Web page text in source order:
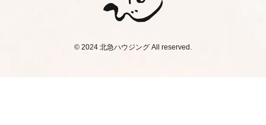
© 2024 北急ハウジング All reserved.